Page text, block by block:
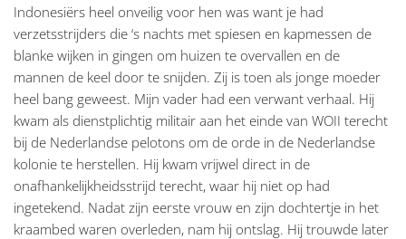
Indonesiërs heel onveilig voor hen was want je had
verzetsstrijders die ‘s nachts met spiesen en kapmessen de
blanke wijken in gingen om huizen te overvallen en de
mannen de keel door te snijden. Zij is toen als jonge moeder
heel bang geweest. Mijn vader had een verwant verhaal. Hij
kwam als dienstplichtig militair aan het einde van WOII terecht
bij de Nederlandse pelotons om de orde in de Nederlandse
kolonie te herstellen. Hij kwam vrijwel direct in de
onafhankelijkheidsstrijd terecht, waar hij niet op had
ingetekend. Nadat zijn eerste vrouw en zijn dochtertje in het
kraambed waren overleden, nam hij ontslag. Hij trouwde later